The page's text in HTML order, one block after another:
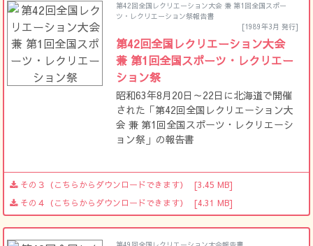
第42回全国レクリエーション大会 兼 第1回全国スポー
ツ・レクリエーション祭報告書
[1989年3月 発行]
第42回全国レクリエーション大会
兼 第1回全国スポーツ・レクリエー
ション祭
昭和63年8月20日～22日に北海道で開催
された「第42回全国レクリエーション大
会 兼 第1回全国スポーツ・レクリエーシ
ョン祭」の報告書
その３（こちらからダウンロードできます）
[3.45 MB]
その４（こちらからダウンロードできます）
[4.31 MB]